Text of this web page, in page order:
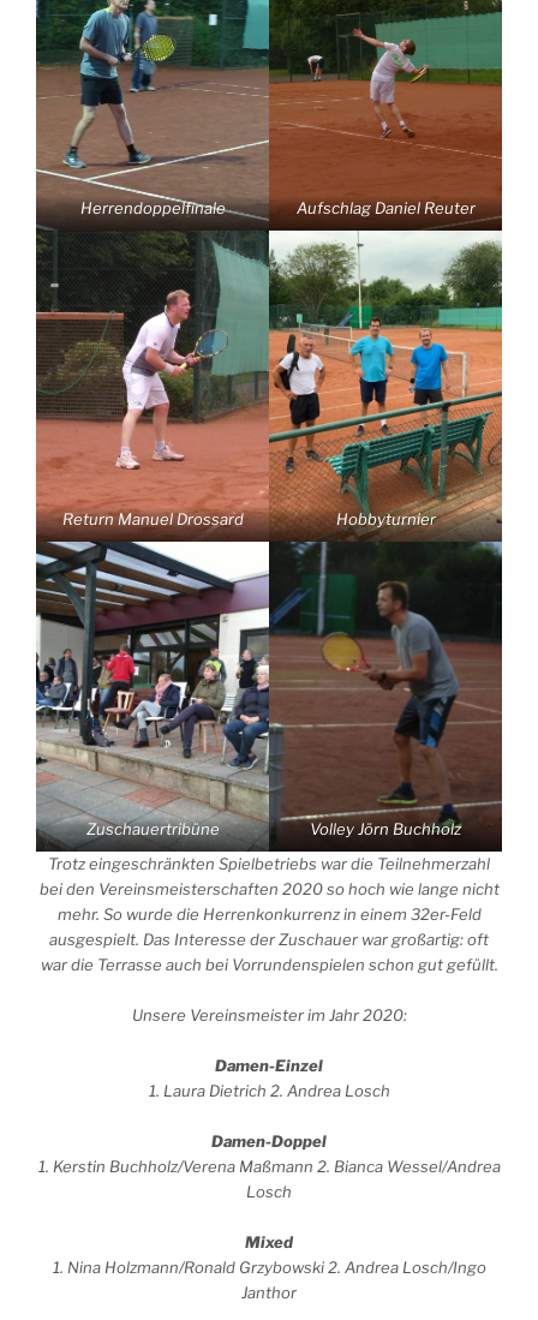
Herrendoppelfinale Aufschlag Daniel Reuter
Return Manuel Drossard Hobbyturnier
Zuschauertribüne
Volley Jörn Buchholz
Trotz eingeschränkten Spielbetriebs war die Teilnehmerzahl
bei den Vereinsmeisterschaften 2020 so hoch wie lange nicht
mehr. So wurde die Herrenkonkurrenz in einem 32er-Feld
ausgespielt. Das Interesse der Zuschauer war großartig: oft
war die Terrasse auch bei Vorrundenspielen schon gut gefüllt.
Unsere Vereinsmeister im Jahr 2020:
Damen-Einzel
1. Laura Dietrich 2. Andrea Losch
Damen-Doppel
1. Kerstin Buchholz/Verena Maßmann 2. Bianca Wessel/Andrea
Losch
Mixed
1. Nina Holzmann/Ronald Grzybowski 2. Andrea Losch/Ingo
Janthor